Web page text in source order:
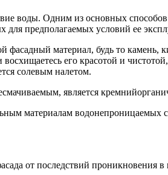
воды. Одним из основных
для предполагаемых условий ее
материал, будь то камень,
его красотой и
солевым налетом.
является
материалам водонепроницаемых
от последствий проникновения